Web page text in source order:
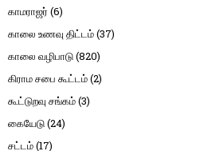
காமராஜர் (6)
காலை உணவு திட்டம்(37)
காலை வழிபாடு(820)
கிராம சபை கூட்டம்(2)
கூட்டுறவு சங்கம்(3)
கையேடு(24)
சட்டம்(17)